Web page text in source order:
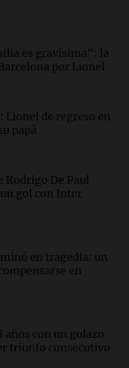
un muerto
dos autos desde
esta noche a
a su familia
Privada: el revés
una debilidad
prepara para una
turistas y el
Vincha
de Pourrain:
llevaron para
regresó"
es gravísima": la
por Lionel
Lionel de regreso en
papá
Rodrigo De Paul
gol con Inter
en tragedia: un
en
con un golazo
triunfo consecutivo